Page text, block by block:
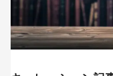
キュレーション記
信憑性のある正